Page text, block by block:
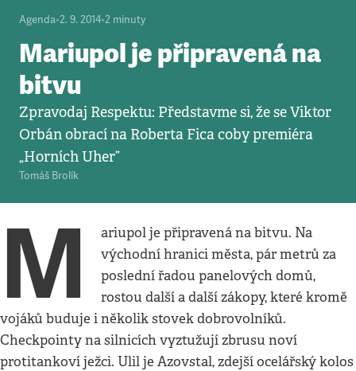
Agenda•2. 9. 2014•2 minuty
Mariupol je připravená na
bitvu
Zpravodaj Respektu: Představme si, že se Viktor
Orbán obrací na Roberta Fica coby premiéra
„Horních Uher”
Tomáš Brolík
M
ariupol je připravená na bitvu. Na
východní hranici města, pár metrů za
poslední řadou panelových domů,
rostou další a další zákopy, které kromě
vojáků buduje i několik stovek dobrovolníků.
Checkpointy na silnicích vyztužují zbrusu noví
protitankoví ježci. Ulil je Azovstal, zdejší ocelářský kolos